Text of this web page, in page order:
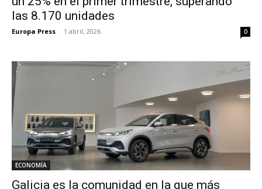
las 8.170 unidades
Europa Press - 1 abril, 2026 0
ECONOMÍA
Galicia es la comunidad en la que más